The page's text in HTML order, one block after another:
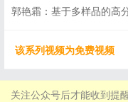
郭艳霜：基于多样品的高
该系列视频为免费视频
关注公众号后才能收到提